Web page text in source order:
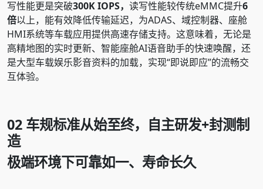
写性能更是突破300K IOPS， 读写性能较传统eMMC提升6
倍以上，能有效降低传输延迟，为ADAS、域控制器、座舱
HMI系统等车载应用提供高速存储支持。这意味着，无论是
高精地图的实时更新、智能座舱AI语音助手的快速唤醒，还
是大型车载娱乐影音资料的加载，实现“即说即应”的流畅交
互体验。
02 车规标准从始至终，自主研发+封测制
造
极端环境下可靠如一、寿命长久